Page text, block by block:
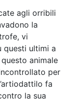
agli orribili
la
vi
questi ultimi a
animale
per
fa
la sua